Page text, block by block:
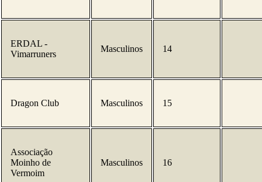
ERDAL -
Vimarruners
Masculinos 14
Dragon Club Masculinos 15
Associação
Moinho de
Vermoim
Masculinos 16